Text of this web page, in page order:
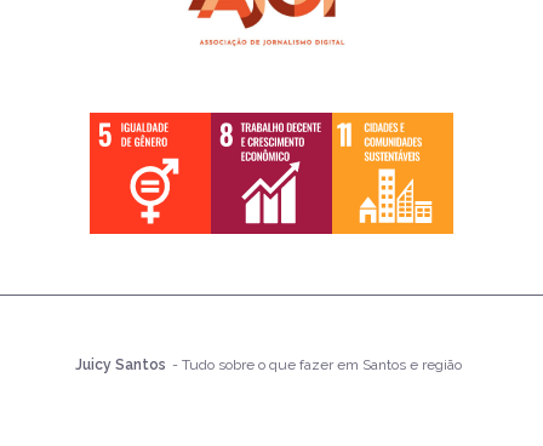
Juicy Santos - Tudo sobre o que fazer em Santos e região